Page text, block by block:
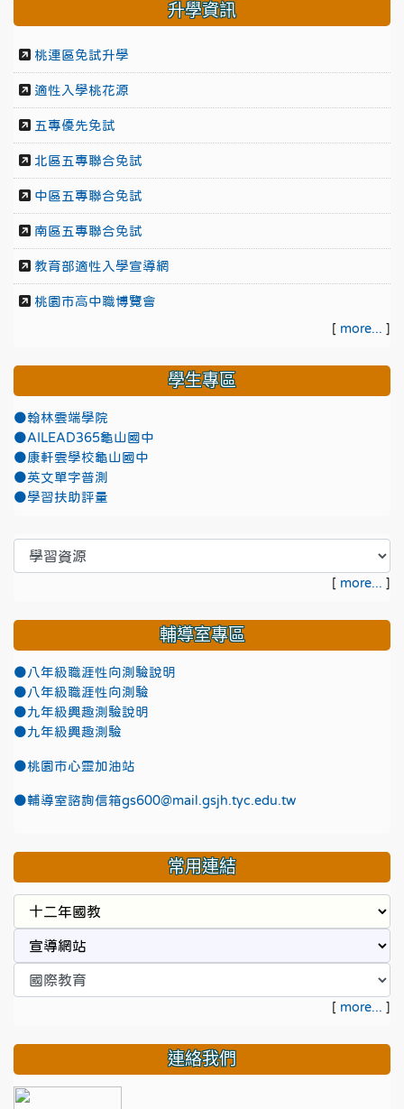
升學資訊
桃連區免試升學
適性入學桃花源
五專優先免試
北區五專聯合免試
中區五專聯合免試
南區五專聯合免試
教育部適性入學宣導網
桃園市高中職博覽會
[ more... ]
學生專區
●翰林雲端學院
●AILEAD365龜山國中
●康軒雲學校龜山國中
●英文單字普測
●學習扶助評量
[ more... ]
輔導室專區
●八年級職涯性向測驗說明
●八年級職涯性向測驗
●九年級興趣測驗說明
●九年級興趣測驗
●桃園市心靈加油站
●輔導室諮詢信箱gs600@mail.gsjh.tyc.edu.tw
常用連結
[ more... ]
連絡我們